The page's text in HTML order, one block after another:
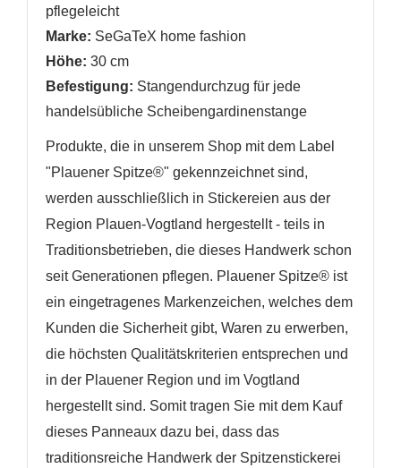
pflegeleicht
Marke: SeGaTeX home fashion
Höhe: 30 cm
Befestigung: Stangendurchzug für jede
handelsübliche Scheibengardinenstange
Produkte, die in unserem Shop mit dem Label
"Plauener Spitze®" gekennzeichnet sind,
werden ausschließlich in Stickereien aus der
Region Plauen-Vogtland hergestellt - teils in
Traditionsbetrieben, die dieses Handwerk schon
seit Generationen pflegen. Plauener Spitze® ist
ein eingetragenes Markenzeichen, welches dem
Kunden die Sicherheit gibt, Waren zu erwerben,
die höchsten Qualitätskriterien entsprechen und
in der Plauener Region und im Vogtland
hergestellt sind. Somit tragen Sie mit dem Kauf
dieses Panneaux dazu bei, dass das
traditionsreiche Handwerk der Spitzenstickerei